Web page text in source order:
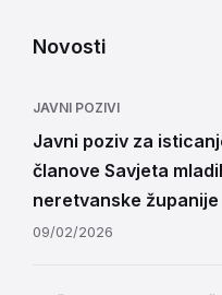
Novosti
JAVNI POZIVI
Javni poziv za
članove Savjeta
neretvanske županije
09/02/2026